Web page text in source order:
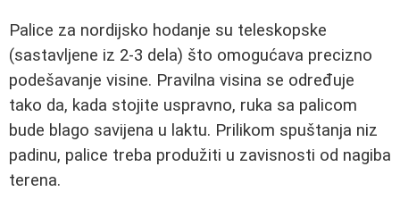
Palice za nordijsko hodanje su teleskopske
(sastavljene iz 2-3 dela) što omogućava precizno
podešavanje visine. Pravilna visina se određuje
tako da, kada stojite uspravno, ruka sa palicom
bude blago savijena u laktu. Prilikom spuštanja niz
padinu, palice treba produžiti u zavisnosti od nagiba
terena.